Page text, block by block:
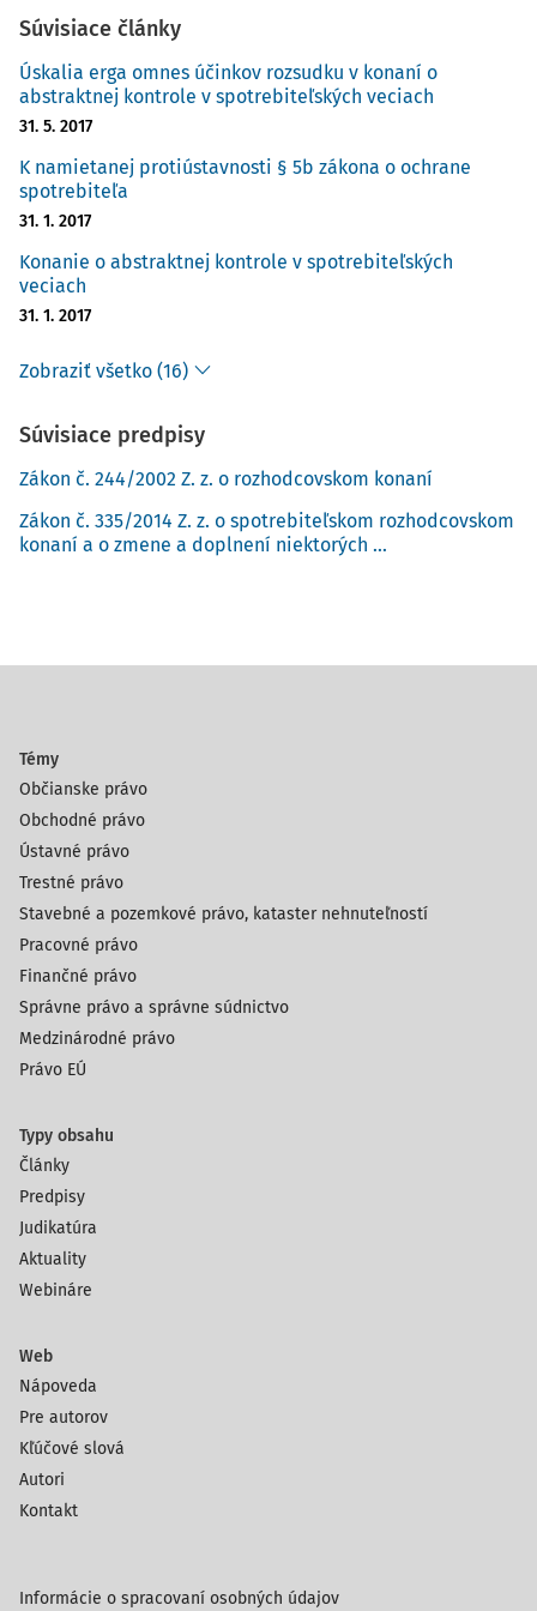
Oblasť rozhodcovského konania teda v súčasnosti
rozhodcovskom konaní odkazuje na použitie zákona o
rozhodcovskom konaní iba v tých prípadoch, keď je to v
zákone o spotrebiteľskom rozhodcovskom konaní
výslovne ustanovené. V rámci spotrebiteľskej arbitráže
teda platí delegovaná (nie subsidiárna) pôsobnosť zákona
o rozhodcovskom konaní. Zákon o spotrebiteľskom
rozhodcovskom konaní odkazuje na použitie zákona o
rozhodcovskom konaní tak v oblasti zriadenia
rozhodcovských súdov, ako aj v oblasti uznania a výkonu
vydaných v zahraničí. Ostáva len dúfať, že dvojkoľajnosť
transparentnosti, nezávislosti, nestrannosti, spravodlivosti
a efektívnosti v prípade riešenia sporov prostredníctvom
rozhodcovského konania (či už v spotrebiteľských, alebo aj
nespotrebiteľských sporoch). Rozhodcovské konanie je
Súvisiace články
Úskalia erga omnes účinkov rozsudku v konaní o
abstraktnej kontrole v spotrebiteľských veciach
31. 5. 2017
K namietanej protiústavnosti § 5b zákona o ochrane
spotrebiteľa
31. 1. 2017
Konanie o abstraktnej kontrole v spotrebiteľských
veciach
31. 1. 2017
Zobraziť všetko (16)
Súvisiace predpisy
Zákon č. 244/2002 Z. z. o rozhodcovskom konaní
Zákon č. 335/2014 Z. z. o spotrebiteľskom rozhodcovskom
konaní a o zmene a doplnení niektorých ...
Témy
Občianske právo
Obchodné právo
Ústavné právo
Trestné právo
Stavebné a pozemkové právo, kataster nehnuteľností
Pracovné právo
Finančné právo
Správne právo a správne súdnictvo
Medzinárodné právo
Právo EÚ
Typy obsahu
Články
Predpisy
Judikatúra
Aktuality
Webináre
Web
Nápoveda
Pre autorov
Kľúčové slová
Autori
Kontakt
Informácie o spracovaní osobných údajov